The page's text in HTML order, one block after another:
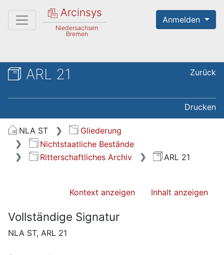
Arcinsys
Niedersachsen
Bremen
Anmelden
ARL 21 Zurück
Drucken
NLA ST
Gliederung
Nichtstaatliche Bestände
Ritterschaftliches Archiv
ARL 21
Kontext anzeigen Inhalt anzeigen
Vollständige Signatur
NLA ST, ARL 21